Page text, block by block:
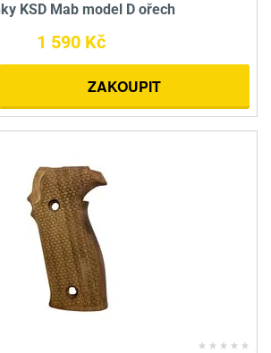
KSD Mab model D ořech
1 590 Kč
ZAKOUPIT